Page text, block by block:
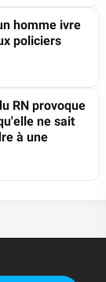
homme ivre
policiers
RN provoque
ne sait
à une